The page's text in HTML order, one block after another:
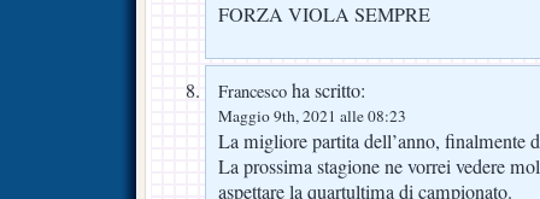
FORZA VIOLA SEMPRE
Francesco ha scritto:
Maggio 9th, 2021 alle 08:23
La migliore partita dell’anno, finalmente
La prossima stagione ne vorrei vedere
aspettare la quartultima di campionato.